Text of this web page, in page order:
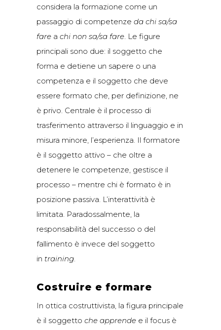
considera la formazione come un
passaggio di competenze da chi sa/sa
fare a chi non sa/sa fare. Le figure
principali sono due: il soggetto che
forma e detiene un sapere o una
competenza e il soggetto che deve
essere formato che, per definizione, ne
è privo. Centrale è il processo di
trasferimento attraverso il linguaggio e in
misura minore, l’esperienza. Il formatore
è il soggetto attivo – che oltre a
detenere le competenze, gestisce il
processo – mentre chi è formato è in
posizione passiva. L’interattività è
limitata. Paradossalmente, la
responsabilità del successo o del
fallimento è invece del soggetto
in training.
Costruire e formare
In ottica costruttivista, la figura principale
è il soggetto che apprende e il focus è